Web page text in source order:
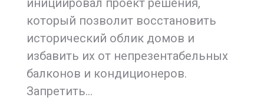
инициировал проект решения,
который позволит восстановить
исторический облик домов и
избавить их от непрезентабельных
балконов и кондиционеров.
Запретить…